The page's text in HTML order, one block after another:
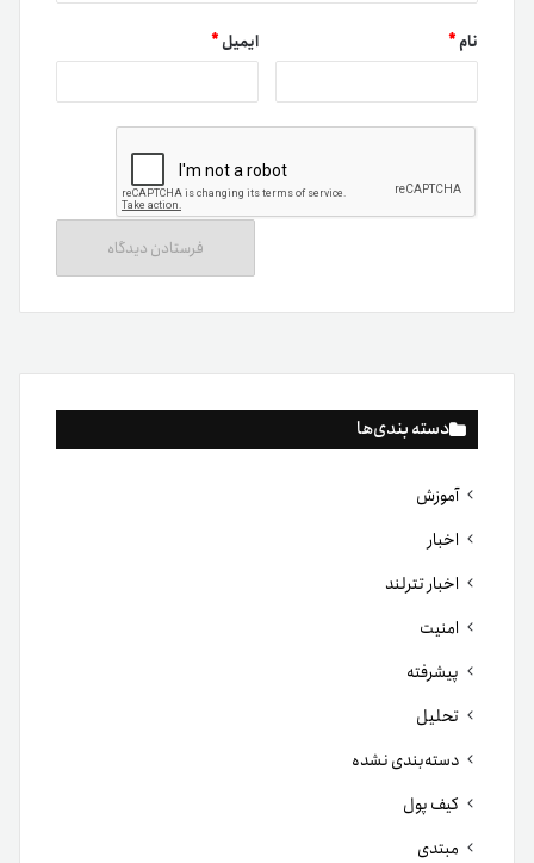
دسته بندی‌ها
آموزش
اخبار
اخبار تترلند
امنیت
پیشرفته
تحلیل
دسته‌بندی نشده
کیف پول
مبتدی
نام* ایمیل*